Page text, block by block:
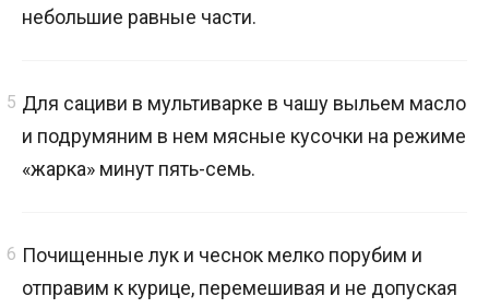
небольшие равные части.
Для сациви в мультиварке в чашу выльем масло
и подрумяним в нем мясные кусочки на режиме
«жарка» минут пять-семь.
Почищенные лук и чеснок мелко порубим и
отправим к курице, перемешивая и не допуская